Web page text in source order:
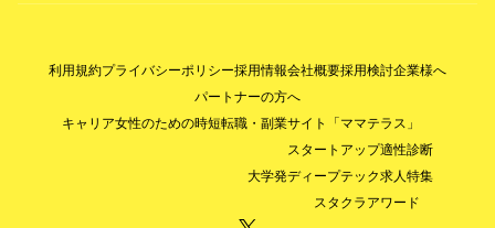
利用規約プライバシーポリシー採用情報会社概要採用検討企業様へ
パートナーの方へ
キャリア女性のための時短転職・副業サイト「ママテラス」
スタートアップ適性診断
大学発ディープテック求人特集
スタクラアワード